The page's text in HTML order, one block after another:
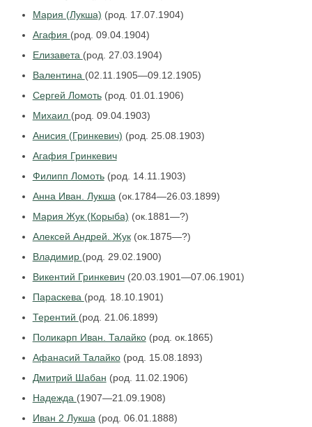
Мария (Лукша) (род. 17.07.1904)
Агафия (род. 09.04.1904)
Елизавета (род. 27.03.1904)
Валентина (02.11.1905—09.12.1905)
Сергей Ломоть(род. 01.01.1906)
Михаил (род. 09.04.1903)
Анисия (Гринкевич) (род. 25.08.1903)
Агафия Гринкевич
Филипп Ломоть(род. 14.11.1903)
Анна Иван. Лукша(ок.1784—26.03.1899)
Мария Жук (Корыба) (ок.1881—?)
Алексей Андрей. Жук(ок.1875—?)
Владимир (род. 29.02.1900)
Викентий Гринкевич(20.03.1901—07.06.1901)
Параскева (род. 18.10.1901)
Терентий (род. 21.06.1899)
Поликарп Иван. Талайко(род. ок.1865)
Афанасий Талайко(род. 15.08.1893)
Дмитрий Шабан (род. 11.02.1906)
Надежда (1907—21.09.1908)
Иван 2 Лукша(род. 06.01.1888)